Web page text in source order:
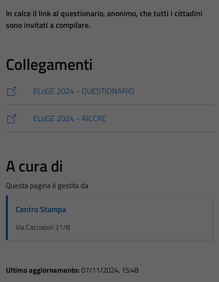
In calce il link al questionario, anonimo, che tutti i cittadini
sono invitati a compilare.
Collegamenti
ELoGE 2024 - QUESTIONARIO
ELoGE 2024 - AICCRE
A cura di
Questa pagina è gestita da
Centro Stampa
Via Cacciatori 21/8
Ultimo aggiornamento:07/11/2024, 15:48